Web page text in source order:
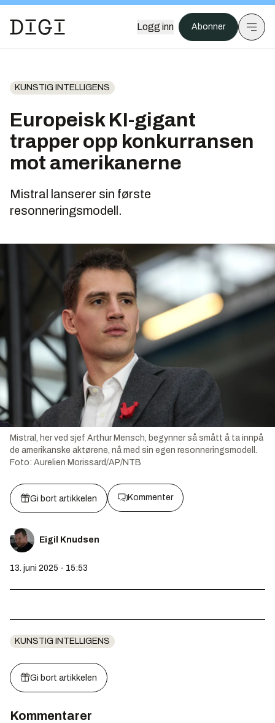
Logg inn Abonner
KUNSTIG INTELLIGENS
Europeisk KI-gigant
trapper opp konkurransen
mot amerikanerne
Mistral lanserer sin første
resonneringsmodell.
Mistral, her ved sjef Arthur Mensch, begynner så smått å ta innpå
de amerikanske aktørene, nå med sin egen resonneringsmodell.
Foto: Aurelien Morissard/AP/NTB
Gi bort artikkelen Kommenter
Eigil Knudsen
13. juni 2025 - 15:53
KUNSTIG INTELLIGENS
Gi bort artikkelen
Kommentarer